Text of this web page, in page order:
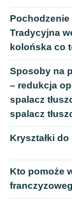
Tradycyjna
kolońska co
Sposoby na
– redukcja
spalacz
spalacz
Kryształki
Kto pomoże